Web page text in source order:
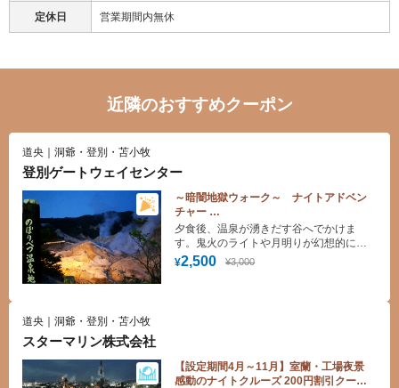
定休日 営業期間内無休
近隣のおすすめクーポン
道央｜洞爺・登別・苫小牧
登別ゲートウェイセンター
～暗闇地獄ウォーク～ ナイトアドベン
チャー
ガイドツアー割引！
（予約制：5日前まで 2名様以上 期
間：2025年4月～2027年3月）
¥2,500 ¥3,000
夕食後、温泉が湧きだす谷へでかけま
す。鬼火のライトや月明りが幻想的に地
獄谷を演出します。運が良ければ満天の
星空や野生動物にもであえるかも・・・
道央｜洞爺・登別・苫小牧
スターマリン株式会社
【設定期間4月～11月】室蘭・工場夜景
感動のナイトクルーズ 200円割引クーポ